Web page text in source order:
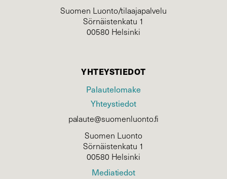
Suomen Luonto/tilaajapalvelu
Sörnäistenkatu 1
00580 Helsinki
YHTEYSTIEDOT
Palautelomake
Yhteystiedot
palaute@suomenluonto.fi
Suomen Luonto
Sörnäistenkatu 1
00580 Helsinki
Mediatiedot